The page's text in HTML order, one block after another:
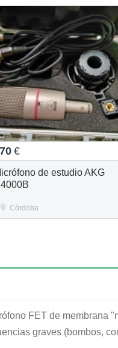
€
de estudio AKG
Córdoba
FET de membrana
graves (bombos,